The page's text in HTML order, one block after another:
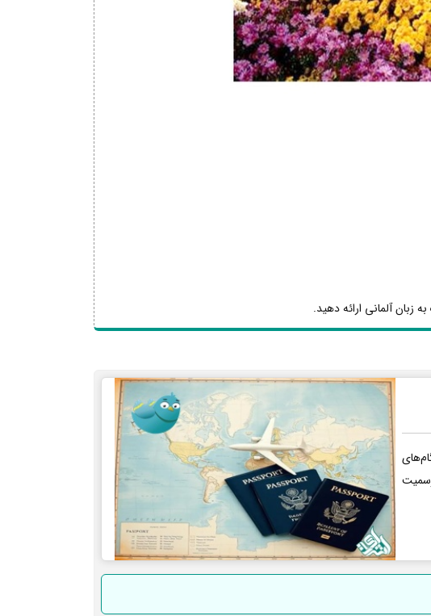
زبان آلمانی ارائه دهید.